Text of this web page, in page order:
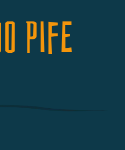
Pife